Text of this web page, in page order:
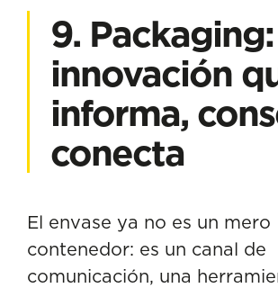
9. Packaging:
innovación
informa,
conecta
El envase ya no es un mero
contenedor: es un canal de
comunicación, una